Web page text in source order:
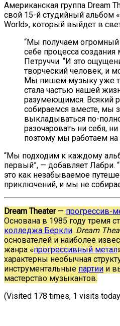
Американская группа Dream
свой 15-й студийный альбом
World», который выйдет в
“Мы получаем огромный
себе процесса
Петруччи. “И это
творческий человек, и
Мы пишем музыку уже
стала частью нашей
разумеющимся. Всякий
собираемся вместе, мы
выкладываться по-
разочаровать ни себя,
поэтому мы работаем на
“Мы подходим к каждому
первый”, — добавляет Лабри.
это как незабываемое
приключений, и мы не
Dream Theater— прогрессив-
Основана в 1985 году тремя
колледжа Беркли. Dream
основателей и наиболее
жанра «прогрессивный метал
характерны необычная
инструментальные партии и
мастерство музыкантов.
(Visited 178 times, 1 visits